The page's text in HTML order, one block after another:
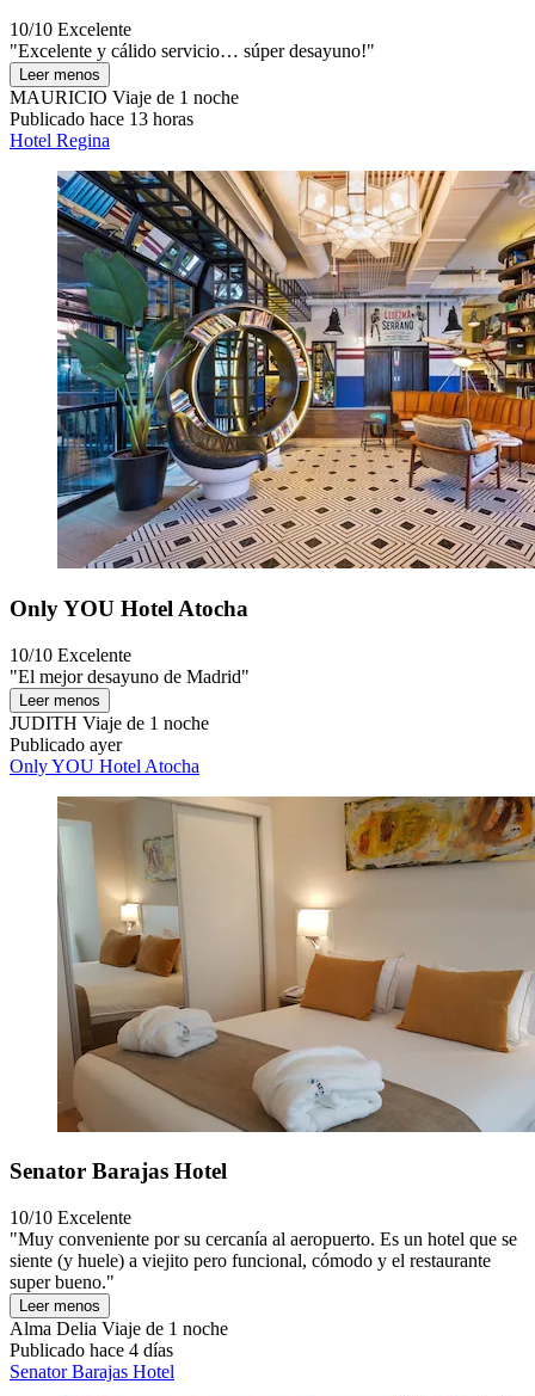
10/10 Excelente
"Excelente y cálido servicio… súper desayuno!"
Leer menos
MAURICIO Viaje de 1 noche
Publicado hace 13 horas
Hotel Regina
Only YOU Hotel Atocha
10/10 Excelente
"El mejor desayuno de Madrid"
Leer menos
JUDITH Viaje de 1 noche
Publicado ayer
Only YOU Hotel Atocha
Senator Barajas Hotel
10/10 Excelente
"Muy conveniente por su cercanía al aeropuerto. Es un hotel que se
siente (y huele) a viejito pero funcional, cómodo y el restaurante
super bueno."
Leer menos
Alma Delia Viaje de 1 noche
Publicado hace 4 días
Senator Barajas Hotel